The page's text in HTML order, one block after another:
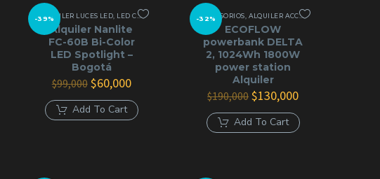
, ALQUILER FRESNEL TUNGSTENO ALQUILER LUCES LED,ENERGÍA Y GENERADORES
-39%
ALQUILER LUCES LED LED COB
Alquiler Nanlite
FC-60B Bi-Color
LED Spotlight –
Bogotá
$99,000 El
precio
original
era:
$60,000El
actual
es:
Add To Cart
-32%
ACCESORIOS ALQUILER ACCESORIOS COB LED
ECOFLOW
powerbank DELTA
2, 1024Wh 1800W
power station
Alquiler
$190,000 El
precio
original
era:
$130,000El
actual
es:
Add To Cart